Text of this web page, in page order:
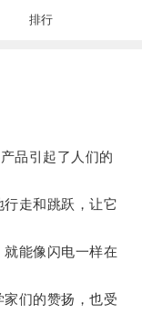
排行
品引起了人们的
走和跳跃，让它
能像闪电一样在
们的赞扬，也受